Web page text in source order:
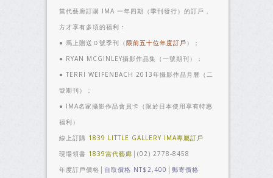
當代藝廊訂購 IMA 一年四期（季刊發行）的訂戶，
方才享有多項的福利：
● 馬上贈送０號季刊（限前五十位年度訂戶）；
● RYAN MCGINLEY攝影作品集（一號期刊）；
● TERRI WEIFENBACH 2013年攝影作品月曆（二
號期刊）；
● IMA名家攝影作品會員卡（限於日本使用享有特惠
福利）
線上訂購 1839 LITTLE GALLERY IMA專屬訂戶
現場領書 1839當代藝廊 │(02) 2778-8458
年度訂戶價格│ 自取價格 NT$2,400│郵寄價格